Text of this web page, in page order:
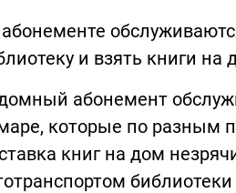
и взять книги
абонемент
которые по разным
книг на дом